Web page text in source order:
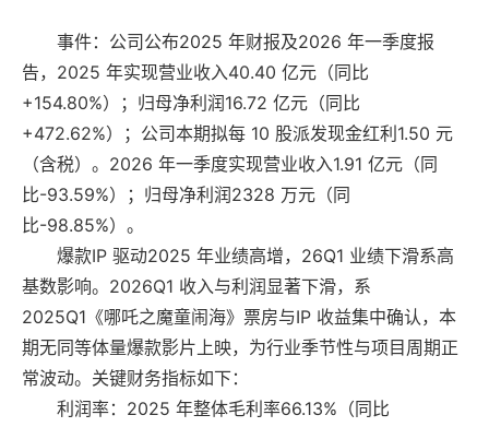
事件：公司公布2025 年财报及2026 年一季度报
告，2025 年实现营业收入40.40 亿元（同比
+154.80%）；归母净利润16.72 亿元（同比
+472.62%）；公司本期拟每 10 股派发现金红利1.50 元
（含税）。2026 年一季度实现营业收入1.91 亿元（同
比-93.59%）；归母净利润2328 万元（同
比-98.85%）。
爆款IP 驱动2025 年业绩高增，26Q1 业绩下滑系高
基数影响。2026Q1 收入与利润显著下滑，系
2025Q1《哪吒之魔童闹海》票房与IP 收益集中确认，本
期无同等体量爆款影片上映，为行业季节性与项目周期正
常波动。关键财务指标如下：
利润率：2025 年整体毛利率66.13%（同比